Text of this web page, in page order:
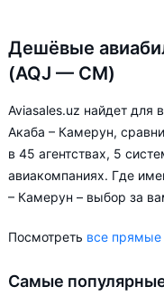
Дешёвые
(AQJ — CM)
Aviasales.uz найдет
Акаба – Камерун,
в 45 агентствах, 5
авиакомпаниях. Где
– Камерун – выбор за
Посмотреть все
Самые